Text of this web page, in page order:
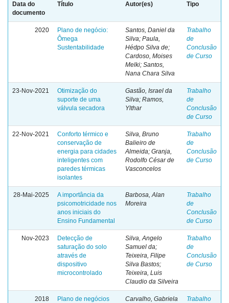
Data do
documento
Título Autor(es) Tipo
2020
Plano de negócio:
Ômega
Sustentabilidade
Santos, Daniel da
Silva; Paula,
Hédpo Silva de;
Cardoso, Moises
Melki; Santos,
Nana Chara Silva
Trabalho
de
Conclusão
de Curso
23-Nov-2021
Otimização do
suporte de uma
válvula secadora
Gastão, Israel da
Silva; Ramos,
Ylthar
Trabalho
de
Conclusão
de Curso
22-Nov-2021
Conforto térmico e
conservação de
energia para cidades
inteligentes com
paredes térmicas
isolantes
Silva, Bruno
Balieiro de
Almeida; Granja,
Rodolfo César de
Vasconcelos
Trabalho
de
Conclusão
de Curso
28-Mai-2025
A importância da
psicomotricidade nos
anos iniciais do
Ensino Fundamental
Barbosa, Alan
Moreira
Trabalho
de
Conclusão
de Curso
Nov-2023
Detecção de
saturação do solo
através de
dispositivo
microcontrolado
Silva, Angelo
Samuel da;
Teixeira, Filipe
Silva Bastos;
Teixeira, Luis
Claudio da Silveira
Trabalho
de
Conclusão
de Curso
2018
Plano de negócios
Carvalho, Gabriela
Trabalho